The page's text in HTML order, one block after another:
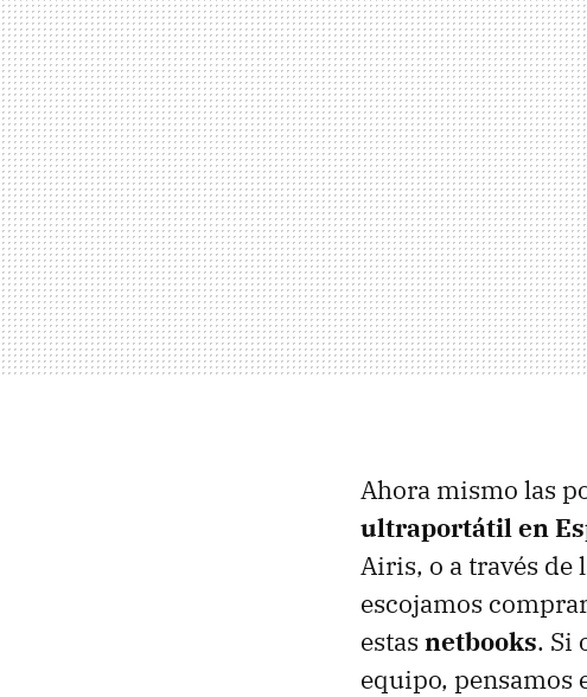
Ahora mismo las
ultraportátil en
Airis, o a través de
escojamos
estas netbooks. Si
equipo,